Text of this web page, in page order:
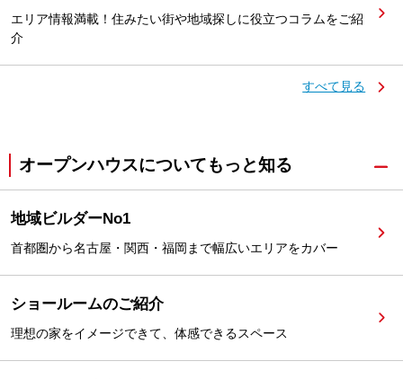
エリア情報満載！住みたい街や地域探しに役立つコラムをご紹
介
すべて見る
オープンハウスについてもっと知る
地域ビルダーNo1
首都圏から名古屋・関西・福岡まで幅広いエリアをカバー
ショールームのご紹介
理想の家をイメージできて、体感できるスペース